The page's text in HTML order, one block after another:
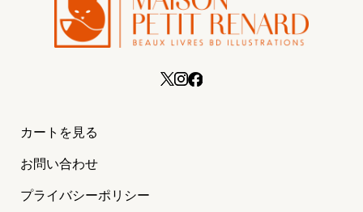
カートを見る
お問い合わせ
プライバシーポリシー